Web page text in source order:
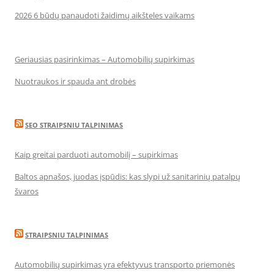
2026 6 būdų panaudoti žaidimų aikšteles vaikams
Geriausias pasirinkimas – Automobilių supirkimas
Nuotraukos ir spauda ant drobės
SEO STRAIPSNIU TALPINIMAS
Kaip greitai parduoti automobilį – supirkimas
Baltos apnašos, juodas įspūdis: kas slypi už sanitarinių patalpų
švaros
STRAIPSNIU TALPINIMAS
Automobilių supirkimas yra efektyvus transporto priemonės